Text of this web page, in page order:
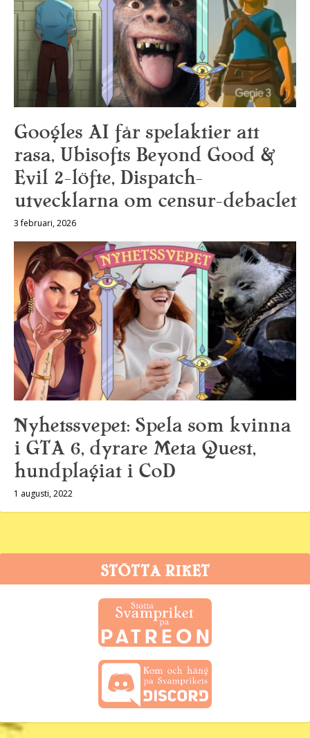
Googles AI får spelaktier att
rasa, Ubisofts Beyond Good &
Evil 2-löfte, Dispatch-
utvecklarna om censur-debaclet
3 februari, 2026
Nyhetssvepet: Spela som kvinna
i GTA 6, dyrare Meta Quest,
hundplagiat i CoD
1 augusti, 2022
STÖTTA RIKET